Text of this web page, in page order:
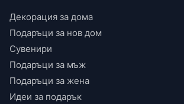
Декорация за дома
Подаръци за нов дом
Сувенири
Подаръци за мъж
Подаръци за жена
Идеи за подарък